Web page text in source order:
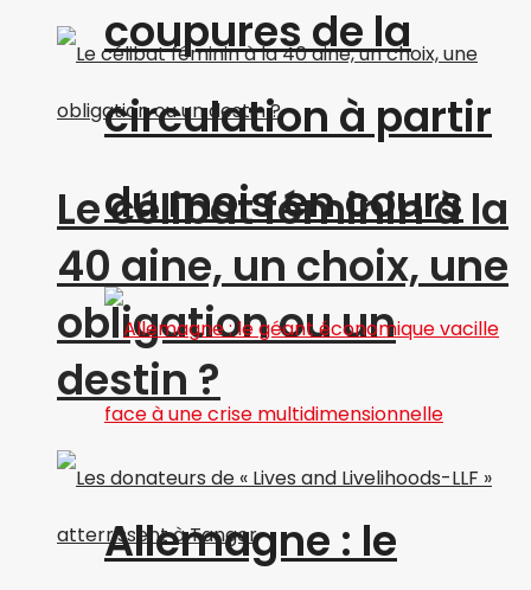
Le célibat féminin à la
40 aine, un choix, une
obligation ou un
destin ?
coupures de la
circulation à partir
du mois en cours
Allemagne : le